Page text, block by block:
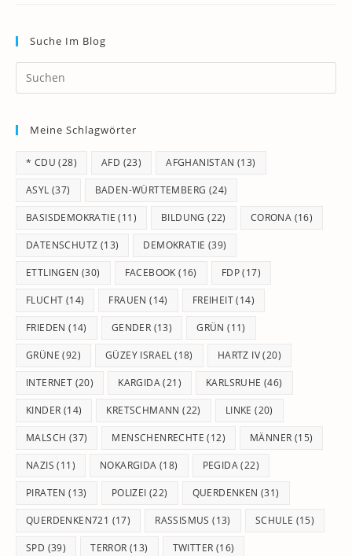
Suche Im Blog
Meine Schlagwörter
* CDU (28) AFD (23) AFGHANISTAN (13)
ASYL (37) BADEN-WÜRTTEMBERG (24)
BASISDEMOKRATIE (11) BILDUNG (22) CORONA (16)
DATENSCHUTZ (13) DEMOKRATIE (39)
ETTLINGEN (30) FACEBOOK (16) FDP(17)
FLUCHT (14) FRAUEN (14) FREIHEIT(14)
FRIEDEN (14) GENDER (13) GRÜN (11)
GRÜNE (92) GÜZEY ISRAEL (18) HARTZ IV(20)
INTERNET (20) KARGIDA(21) KARLSRUHE (46)
KINDER (14) KRETSCHMANN (22) LINKE (20)
MALSCH (37) MENSCHENRECHTE (12) MÄNNER (15)
NAZIS (11) NOKARGIDA (18) PEGIDA(22)
PIRATEN (13) POLIZEI (22) QUERDENKEN (31)
QUERDENKEN721 (17) RASSISMUS (13) SCHULE (15)
SPD (39) TERROR (13) TWITTER (16)